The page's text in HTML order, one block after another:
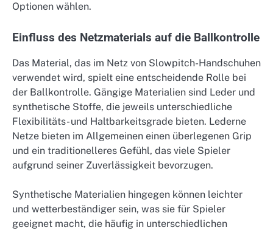
Optionen wählen.
Einfluss des Netzmaterials auf die Ballkontrolle
Das Material, das im Netz von Slowpitch-Handschuhen
verwendet wird, spielt eine entscheidende Rolle bei
der Ballkontrolle. Gängige Materialien sind Leder und
synthetische Stoffe, die jeweils unterschiedliche
Flexibilitäts- und Haltbarkeitsgrade bieten. Lederne
Netze bieten im Allgemeinen einen überlegenen Grip
und ein traditionelleres Gefühl, das viele Spieler
aufgrund seiner Zuverlässigkeit bevorzugen.
Synthetische Materialien hingegen können leichter
und wetterbeständiger sein, was sie für Spieler
geeignet macht, die häufig in unterschiedlichen